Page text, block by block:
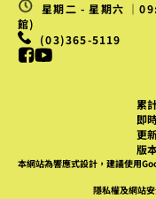
星期二 - 星期六 ｜
館)
(03)365-5119
累
即
更
版
本網站為響應式設計，建議使用
隱私權及網站